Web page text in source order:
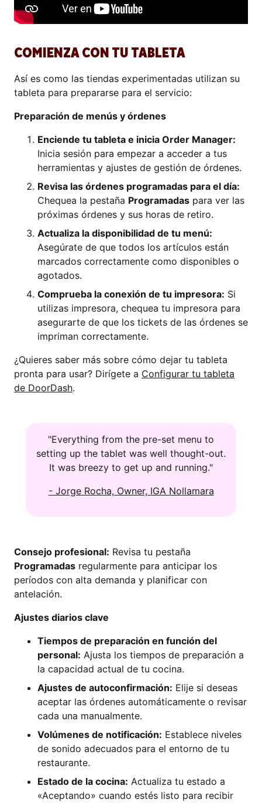
COMIENZA CON TU TABLETA
Así es como las tiendas experimentadas utilizan su
tableta para prepararse para el servicio:
Preparación de menús y órdenes
Enciende tu tableta e inicia Order Manager:
Inicia sesión para empezar a acceder a tus
herramientas y ajustes de gestión de órdenes.
Revisa las órdenes programadas para el día:
Chequea la pestaña Programadas para ver las
próximas órdenes y sus horas de retiro.
Actualiza la disponibilidad de tu menú:
Asegúrate de que todos los artículos están
marcados correctamente como disponibles o
agotados.
Comprueba la conexión de tu impresora: Si
utilizas impresora, chequea tu impresora para
asegurarte de que los tickets de las órdenes se
impriman correctamente.
¿Quieres saber más sobre cómo dejar tu tableta
pronta para usar? Dirígete a Configurar tu tableta
de DoorDash.
"Everything from the pre-set menu to
setting up the tablet was well thought-out.
It was breezy to get up and running."
- Jorge Rocha, Owner, IGA Nollamara
Consejo profesional: Revisa tu pestaña
Programadas regularmente para anticipar los
períodos con alta demanda y planificar con
antelación.
Ajustes diarios clave
Tiempos de preparación en función del
personal: Ajusta los tiempos de preparación a
la capacidad actual de tu cocina.
Ajustes de autoconfirmación: Elije si deseas
aceptar las órdenes automáticamente o revisar
cada una manualmente.
Volúmenes de notificación: Establece niveles
de sonido adecuados para el entorno de tu
restaurante.
Estado de la cocina: Actualiza tu estado a
«Aceptando» cuando estés listo para recibir